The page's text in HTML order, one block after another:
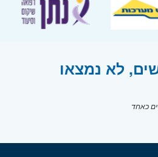
לא נמצאו
כאחד